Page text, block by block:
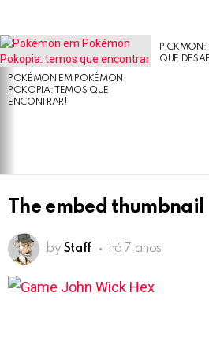
LATEST
STORIES
POKÉMON EM POKÉMON
POKOPIA: TEMOS QUE
ENCONTRAR!
QUE
The embed thumbnail
by Staff há 7 anos